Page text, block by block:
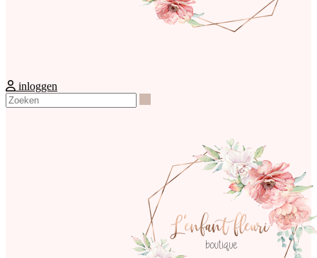
inloggen